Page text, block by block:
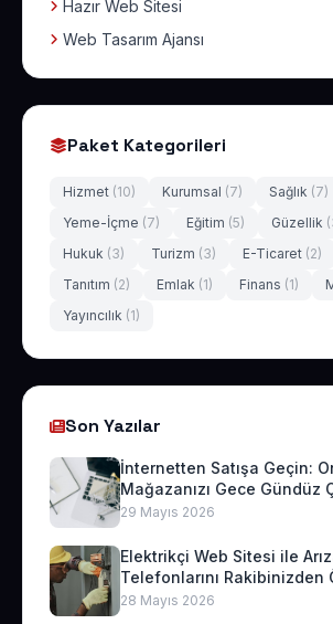
Hazır Web Sitesi
Web Tasarım Ajansı
Paket Kategorileri
Hizmet (10) Kurumsal (7) Sağlık (7)
Yeme-İçme (7) Eğitim (5) Güzellik
Hukuk (3) Turizm (3) E-Ticaret (2)
Tanıtım (2) Emlak (1) Finans (1)
Yayıncılık (1)
Son Yazılar
İnternetten Satışa Geçin:
Mağazanızı Gece Gündüz
29 Mayıs 2026
Elektrikçi Web Sitesi ile
Telefonlarını Rakibinizden
28 Mayıs 2026